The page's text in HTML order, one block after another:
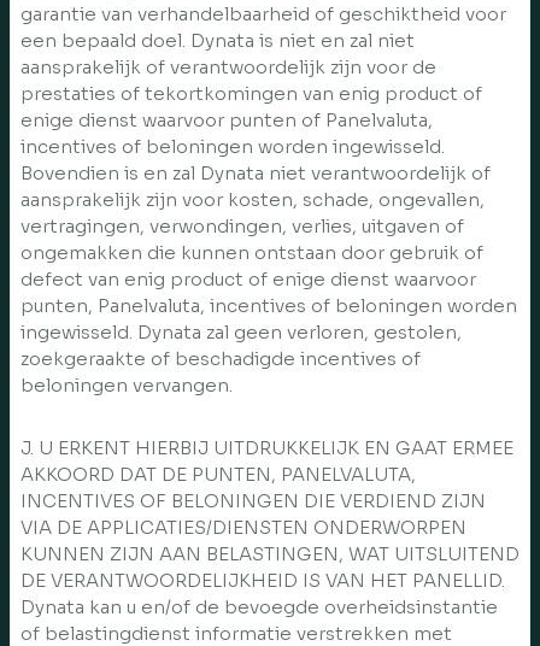
garantie van verhandelbaarheid of geschiktheid voor
een bepaald doel. Dynata is niet en zal niet
aansprakelijk of verantwoordelijk zijn voor de
prestaties of tekortkomingen van enig product of
enige dienst waarvoor punten of Panelvaluta,
incentives of beloningen worden ingewisseld.
Bovendien is en zal Dynata niet verantwoordelijk of
aansprakelijk zijn voor kosten, schade, ongevallen,
vertragingen, verwondingen, verlies, uitgaven of
ongemakken die kunnen ontstaan door gebruik of
defect van enig product of enige dienst waarvoor
punten, Panelvaluta, incentives of beloningen worden
ingewisseld. Dynata zal geen verloren, gestolen,
zoekgeraakte of beschadigde incentives of
beloningen vervangen.
J. U ERKENT HIERBIJ UITDRUKKELIJK EN GAAT ERMEE
AKKOORD DAT DE PUNTEN, PANELVALUTA,
INCENTIVES OF BELONINGEN DIE VERDIEND ZIJN
VIA DE APPLICATIES/DIENSTEN ONDERWORPEN
KUNNEN ZIJN AAN BELASTINGEN, WAT UITSLUITEND
DE VERANTWOORDELIJKHEID IS VAN HET PANELLID.
Dynata kan u en/of de bevoegde overheidsinstantie
of belastingdienst informatie verstrekken met